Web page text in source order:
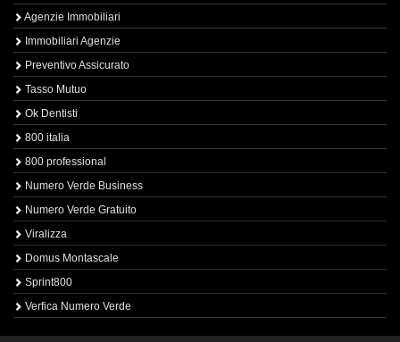
Agenzie Immobiliari
Immobiliari Agenzie
Preventivo Assicurato
Tasso Mutuo
Ok Dentisti
800 italia
800 professional
Numero Verde Business
Numero Verde Gratuito
Viralizza
Domus Montascale
Sprint800
Verfica Numero Verde